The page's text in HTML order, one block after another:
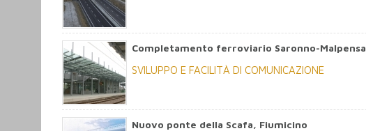
Completamento ferroviario Saronno-Malpensa
SVILUPPO E FACILITÀ DI COMUNICAZIONE
Nuovo ponte della Scafa, Fiumicino